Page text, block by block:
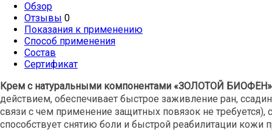
Обзор
Отзывы 0
Показания к применению
Способ применения
Состав
Сертификат
Крем с натуральными компонентами «ЗОЛОТОЙ
действием, обеспечивает быстрое заживление ран,
связи с чем применение защитных повязок не
способствует снятию боли и быстрой реабилитации